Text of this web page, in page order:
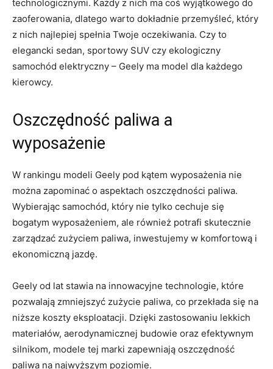
technologicznymi. Każdy z nich ⁣ma ‌coś wyjątkowego do
zaoferowania, dlatego warto dokładnie przemyśleć,⁢ który
z nich najlepiej spełnia Twoje oczekiwania. Czy to
elegancki sedan, sportowy SUV czy ekologiczny
samochód elektryczny – Geely ⁤ma model dla każdego
kierowcy.
Oszczędność paliwa a
wyposażenie
W rankingu modeli Geely pod kątem wyposażenia nie
można zapominać ⁤o aspektach oszczędności paliwa.
Wybierając samochód, który nie tylko cechuje się
bogatym wyposażeniem,​ ale również potrafi skutecznie
zarządzać zużyciem​ paliwa, inwestujemy w komfortową i
ekonomiczną jazdę.
Geely od lat stawia na ‍innowacyjne technologie, które
pozwalają zmniejszyć zużycie paliwa, co przekłada się na
niższe koszty eksploatacji. Dzięki zastosowaniu lekkich
materiałów, aerodynamicznej budowie oraz efektywnym
silnikom, modele tej marki zapewniają oszczędność
paliwa‍ na najwyższym poziomie.